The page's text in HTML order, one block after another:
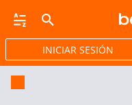
CASINO EN VIVO JACKPOTS PÓKER
INICIAR SESIÓN